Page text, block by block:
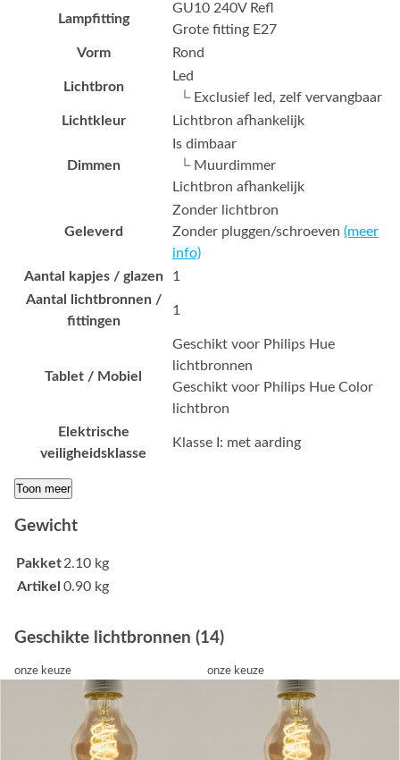
Lampfitting
GU10 240V Refl
Grote fitting E27
Vorm
Rond
Lichtbron
Led
└ Exclusief led, zelf vervangbaar
Lichtkleur
Lichtbron afhankelijk
Dimmen
Is dimbaar
└ Muurdimmer
Lichtbron afhankelijk
Geleverd
Zonder lichtbron
Zonder pluggen/schroeven (meer
info)
Aantal kapjes / glazen
1
Aantal lichtbronnen /
fittingen
1
Tablet / Mobiel
Geschikt voor Philips Hue
lichtbronnen
Geschikt voor Philips Hue Color
lichtbron
Elektrische
veiligheidsklasse
Klasse I: met aarding
Toon meer
Gewicht
Pakket2.10 kg
Artikel 0.90 kg
Geschikte lichtbronnen (14)
onze keuze onze keuze